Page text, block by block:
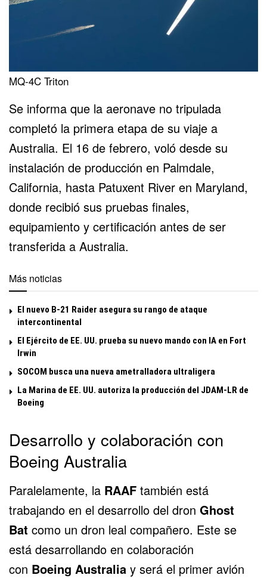
MQ-4C Triton
Se informa que la aeronave no tripulada
completó la primera etapa de su viaje a
Australia. El 16 de febrero, voló desde su
instalación de producción en Palmdale,
California, hasta Patuxent River en Maryland,
donde recibió sus pruebas finales,
equipamiento y certificación antes de ser
transferida a Australia.
Más noticias
El nuevo B-21 Raider asegura su rango de ataque
intercontinental
El Ejército de EE. UU. prueba su nuevo mando con IA en Fort
Irwin
SOCOM busca una nueva ametralladora ultraligera
La Marina de EE. UU. autoriza la producción del JDAM-LR de
Boeing
Desarrollo y colaboración con
Boeing Australia
Paralelamente, la RAAF también está
trabajando en el desarrollo del dron Ghost
Bat como un dron leal compañero. Este se
está desarrollando en colaboración
con Boeing Australia y será el primer avión